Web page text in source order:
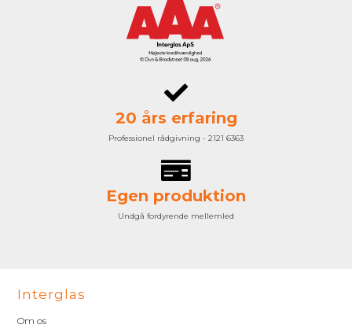
20 års erfaring
Professionel rådgivning - 2121 6363
Egen produktion
Undgå fordyrende mellemled
Interglas
Om os